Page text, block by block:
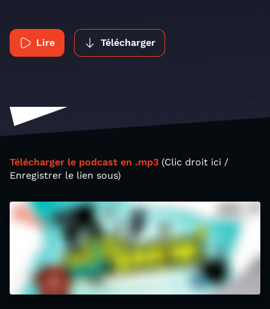
Lire Télécharger
Télécharger le podcast en .mp3 (Clic droit ici /
Enregistrer le lien sous)